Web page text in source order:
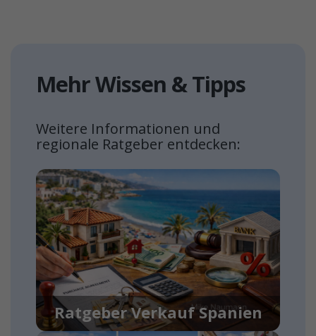
Mehr Wissen & Tipps
Weitere Informationen und
regionale Ratgeber entdecken:
Ratgeber Verkauf Spanien